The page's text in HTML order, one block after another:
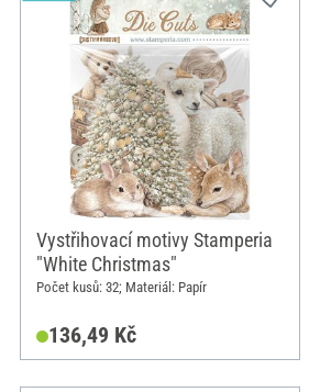
Vystřihovací motivy Stamperia
"White Christmas"
Počet kusů: 32; Materiál: Papír
136,49 Kč